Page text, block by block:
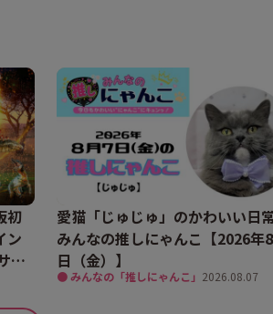
初
ン
フ
愛猫「じゅじゅ」のかわいい日
みんなの推しにゃんこ【2026年
日（金）】
● みんなの「推しにゃんこ」 2026.08.07